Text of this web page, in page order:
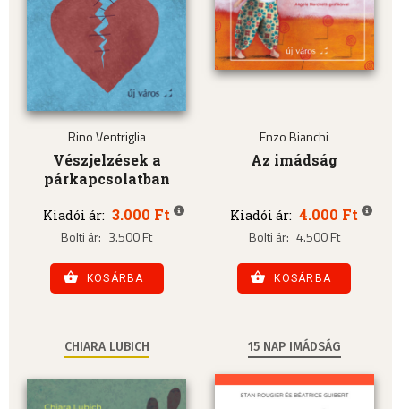
Rino Ventriglia
Vészjelzések a
párkapcsolatban
Kiadói ár: 3.000 Ft
Bolti ár: 3.500 Ft
KOSÁRBA
Enzo Bianchi
Az imádság
Kiadói ár: 4.000 Ft
Bolti ár: 4.500 Ft
KOSÁRBA
CHIARA LUBICH 15 NAP IMÁDSÁG